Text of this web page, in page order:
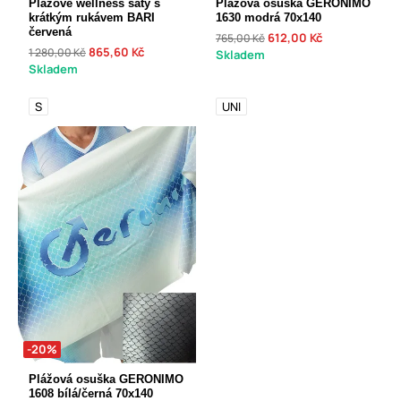
Plážové wellness šaty s
krátkým rukávem BARI
červená
1 280,00 Kč865,60 Kč
Skladem
S
Plážová osuška GERONIMO
1630 modrá 70x140
765,00 Kč 612,00 Kč
Skladem
UNI
-20%
Plážová osuška GERONIMO
1608 bílá/černá 70x140